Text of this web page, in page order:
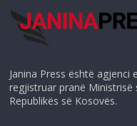
Janina Press është
regjistruar pranë Ministrisë
Republikës së Kosovës.